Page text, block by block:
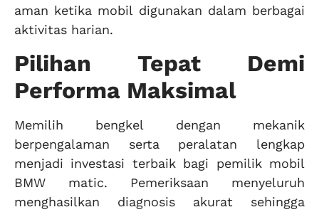
aman ketika mobil digunakan dalam berbagai
aktivitas harian.
Pilihan Tepat Demi
Performa Maksimal
Memilih bengkel dengan mekanik
berpengalaman serta peralatan lengkap
menjadi investasi terbaik bagi pemilik mobil
BMW matic. Pemeriksaan menyeluruh
menghasilkan diagnosis akurat sehingga